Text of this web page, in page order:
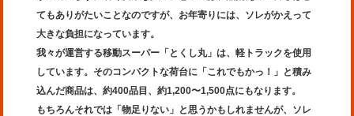
てもありがたいことなのですが、お年寄りには、ソレがかえって
大きな負担になっています。
我々が運営する移動スーパー「とくし丸」は、軽トラックを使用
しています。そのコンパクトな荷台に「これでもかっ！」と積み
込んだ商品は、約400品目、約1,200〜1,500点にもなります。
もちろんそれでは「物足りない」と思うかもしれませんが、ソレ